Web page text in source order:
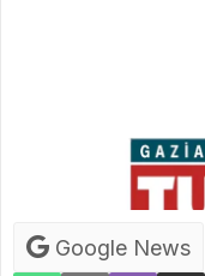
Google News